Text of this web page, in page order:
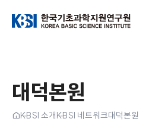
한국기초과학지원연구원
대덕본원
홈
KBSI 소개KBSI 네트워크대덕본원